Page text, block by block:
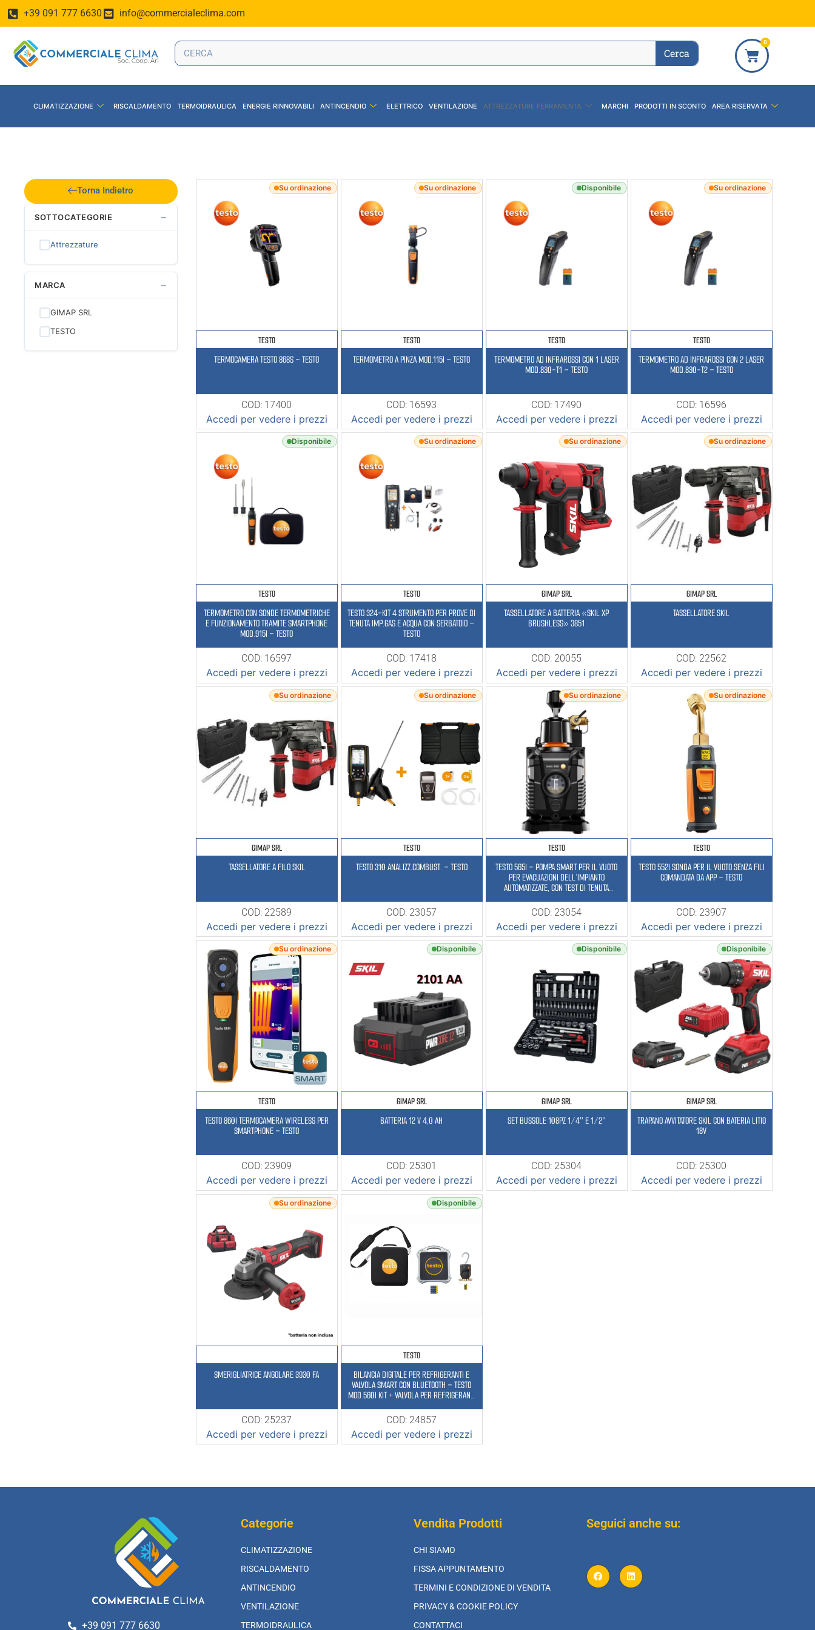
+39 091 777 6630 info@commercialeclima.com
Cerca
0
CLIMATIZZAZIONE RISCALDAMENTO TERMOIDRAULICA ENERGIE RINNOVABILI ANTINCENDIO ELETTRICO VENTILAZIONE ATTREZZATURE FERRAMENTA MARCHI PRODOTTI IN SCONTO AREA RISERVATA
Torna Indietro
SOTTOCATEGORIE −
Attrezzature
MARCA −
GIMAP SRL
TESTO
Su ordinazione
TESTO
TERMOCAMERA TESTO 868S – TESTO
COD: 17400
Accedi per vedere i prezzi
Su ordinazione
TESTO
TERMOMETRO A PINZA MOD.115I – TESTO
COD: 16593
Accedi per vedere i prezzi
Disponibile
TESTO
TERMOMETRO AD INFRAROSSI CON 1 LASER
MOD.830-T1 – TESTO
COD: 17490
Accedi per vedere i prezzi
Su ordinazione
TESTO
TERMOMETRO AD INFRAROSSI CON 2 LASER
MOD.830-T2 – TESTO
COD: 16596
Accedi per vedere i prezzi
Disponibile
TESTO
TERMOMETRO CON SONDE TERMOMETRICHE
E FUNZIONAMENTO TRAMITE SMARTPHONE
MOD.915I – TESTO
COD: 16597
Accedi per vedere i prezzi
Su ordinazione
TESTO
TESTO 324-KIT 4 STRUMENTO PER PROVE DI
TENUTA IMP.GAS E ACQUA CON SERBATOIO –
TESTO
COD: 17418
Accedi per vedere i prezzi
Su ordinazione
GIMAP SRL
TASSELLATORE A BATTERIA «SKIL XP
BRUSHLESS» 3851
COD: 20055
Accedi per vedere i prezzi
Su ordinazione
GIMAP SRL
TASSELLATORE SKIL
COD: 22562
Accedi per vedere i prezzi
Su ordinazione
GIMAP SRL
TASSELLATORE A FILO SKIL
COD: 22589
Accedi per vedere i prezzi
Su ordinazione
TESTO
TESTO 310 ANALIZZ.COMBUST. – TESTO
COD: 23057
Accedi per vedere i prezzi
Su ordinazione
TESTO
TESTO 565I – POMPA SMART PER IL VUOTO
PER EVACUAZIONI DELL’IMPIANTO
AUTOMATIZZATE, CON TEST DI TENUTA
COD: 23054
Accedi per vedere i prezzi
Su ordinazione
TESTO
TESTO 552I SONDA PER IL VUOTO SENZA FILI
COMANDATA DA APP – TESTO
COD: 23907
Accedi per vedere i prezzi
Su ordinazione
TESTO
TESTO 860I TERMOCAMERA WIRELESS PER
SMARTPHONE – TESTO
COD: 23909
Accedi per vedere i prezzi
Disponibile
GIMAP SRL
BATTERIA 12 V 4,0 AH
COD: 25301
Accedi per vedere i prezzi
Disponibile
GIMAP SRL
SET BUSSOLE 108PZ 1/4″ E 1/2″
COD: 25304
Accedi per vedere i prezzi
Disponibile
GIMAP SRL
TRAPANO AVVITATORE SKIL CON BATERIA LITIO
18V
COD: 25300
Accedi per vedere i prezzi
Su ordinazione
SMERIGLIATRICE ANGOLARE 3930 FA
COD: 25237
Accedi per vedere i prezzi
Disponibile
TESTO
BILANCIA DIGITALE PER REFRIGERANTI E
VALVOLA SMART CON BLUETOOTH – TESTO
MOD.560I KIT + VALVOLA PER REFRIGERANTI
COD: 24857
Accedi per vedere i prezzi
+39 091 777 6630
Categorie
CLIMATIZZAZIONE
RISCALDAMENTO
ANTINCENDIO
VENTILAZIONE
TERMOIDRAULICA
Vendita Prodotti
CHI SIAMO
FISSA APPUNTAMENTO
TERMINI E CONDIZIONE DI VENDITA
PRIVACY & COOKIE POLICY
CONTATTACI
Seguici anche su: